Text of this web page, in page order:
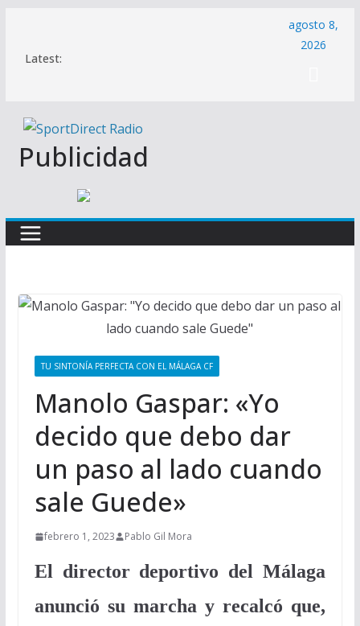
contenido
Latest:
agosto 8,
2026
Publicidad
TU SINTONÍA PERFECTA CON EL MÁLAGA CF
Manolo Gaspar: «Yo
decido que debo dar
un paso al lado cuando
sale Guede»
febrero 1, 2023 Pablo Gil Mora
El director deportivo del Málaga
anunció su marcha y recalcó que,